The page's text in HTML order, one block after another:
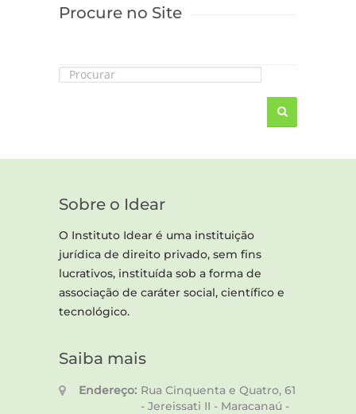
Procure no Site
Sobre o Idear
O Instituto Idear é uma instituição
jurídica de direito privado, sem fins
lucrativos, instituída sob a forma de
associação de caráter social, científico e
tecnológico.
Saiba mais
Endereço: Rua Cinquenta e Quatro, 61
- Jereissati II - Maracanaú -